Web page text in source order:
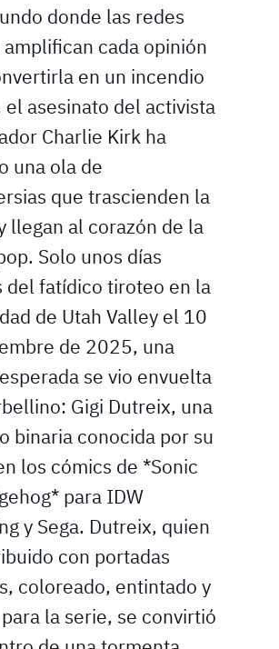
donde las redes
cada opinión
en un incendio
asesinato del activista
Charlie Kirk ha
una ola de
que trascienden la
llegan al corazón de la
Solo unos días
del fatídico tiroteo en la
de Utah Valley el 10
de 2025, una
se vio envuelta
Gigi Dutreix, una
binaria conocida por su
los cómics de *Sonic
para IDW
y Sega. Dutreix, quien
con portadas
coloreado, entintado y
la serie, se convirtió